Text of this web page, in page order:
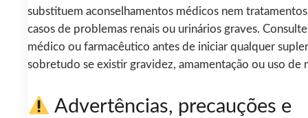
substituem aconselhamentos médicos nem
casos de problemas renais ou urinários graves.
médico ou farmacêutico antes de iniciar qualquer
sobretudo se existir gravidez, amamentação ou uso de
Advertências, precauções e